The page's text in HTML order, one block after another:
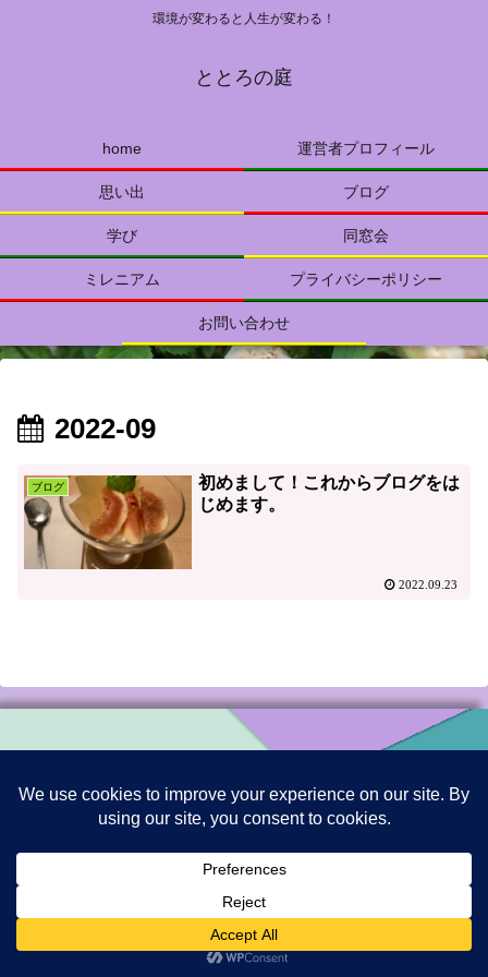
環境が変わると人生が変わる！
ととろの庭
home 運営者プロフィール
思い出 ブログ
学び 同窓会
ミレニアム プライバシーポリシー
お問い合わせ
2022-09
ブログ
初めまして！これからブログをは
じめます。
2022.09.23
© 2022 ととろの庭.
検索